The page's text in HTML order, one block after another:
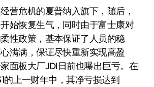
营危机的夏普纳入旗下，随后，
始恢复生气，同时由于富士康对
性政策，基本保证了人员的稳
满满，保证尽快重新实现高盈
面板大厂JDI日前也曝出巨亏。在
的上一财年中，其净亏损达到